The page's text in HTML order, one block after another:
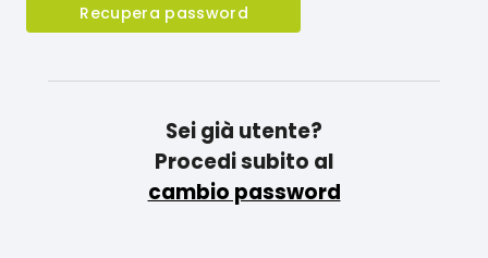
Recupera password
Sei già utente?
Procedi subito al
cambio password